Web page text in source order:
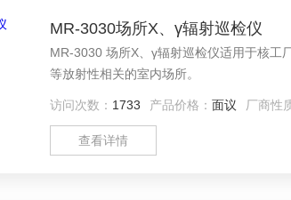
MR-3030场所X、γ辐射巡检仪
MR-3030 场所X、γ辐射巡检仪适用于核工
等放射性相关的室内场所。
访问次数： 1733 产品价格： 面议 厂商性
查看详情